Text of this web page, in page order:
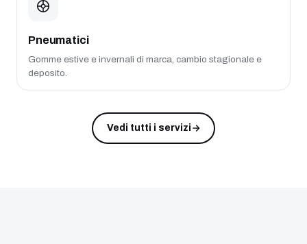
Pneumatici
Gomme estive e invernali di marca, cambio stagionale e
deposito.
Vedi tutti i servizi